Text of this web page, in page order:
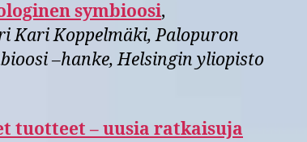
symbioosi,
Kari Koppelmäki, Palopuron
–hanke, Helsingin yliopisto
tuotteet – uusia ratkaisuja